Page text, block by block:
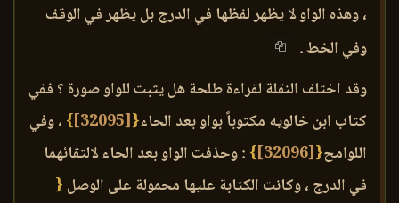
، وهذه الواو لا يظهر لفظها في الدرج بل يظهر في الوقف
وفي الخط .
وقد اختلف النقلة لقراءة طلحة هل يثبت للواو صورة ؟ ففي
كتاب ابن خالويه مكتوباً بواو بعد الحاء{
[32095]
} ، وفي
اللوامح{
[32096]
} : وحذفت الواو بعد الحاء لالتقائهما
في الدرج ، وكانت الكتابة عليها محمولة على الوصل {